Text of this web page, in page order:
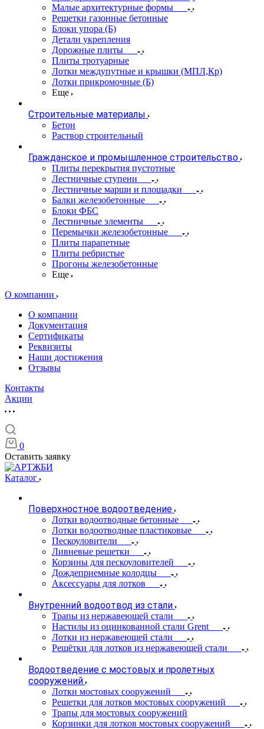
Малые архитектурные формы
Решетки газонные бетонные
Блоки упора (Б)
Детали укрепления
Дорожные плиты
Плиты тротуарные
Лотки междупутные и крышки (МПЛ,Кр)
Лотки прикромочные (Б)
Еще
Строительные материалы
Бетон
Раствор строительный
Гражданское и промышленное строительство
Плиты перекрытия пустотные
Лестничные ступени
Лестничные марши и площадки
Балки железобетонные
Блоки ФБС
Лестничные элементы
Перемычки железобетонные
Плиты парапетные
Плиты ребристые
Прогоны железобетонные
Еще
О компании
О компании
Документация
Сертификаты
Реквизиты
Наши достижения
Отзывы
Контакты
Акции
0
Оставить заявку
Каталог
Поверхностное водоотведение
Лотки водоотводные бетонные
Лотки водоотводные пластиковые
Пескоуловители
Ливневые решетки
Корзины для пескоуловителей
Дождеприемные колодцы
Аксессуары для лотков
Внутренний водоотвод из стали
Трапы из нержавеющей стали
Настилы из оцинкованной стали Grent
Лотки из нержавеющей стали
Решётки для лотков из нержавеющей стали
Водоотведение с мостовых и пролетных
сооружений
Лотки мостовых сооружений
Решетки для лотков мостовых сооружений
Трапы для мостовых сооружений
Корзинки для лотков мостовых сооружений